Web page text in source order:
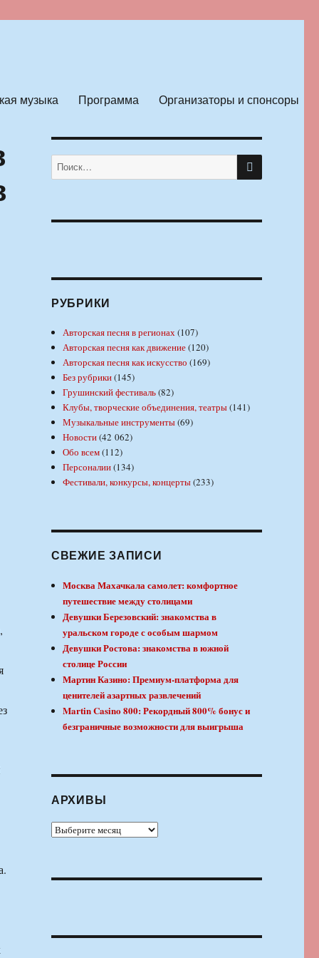
музыка Программа Организаторы и спонсоры
Искать: ПОИСК
РУБРИКИ
Авторская песня в регионах(107)
Авторская песня как движение(120)
Авторская песня как искусство (169)
Без рубрики(145)
Грушинский фестиваль(82)
Клубы, творческие объединения, театры(141)
Музыкальные инструменты(69)
Новости(42 062)
Обо всем(112)
Персоналии(134)
Фестивали, конкурсы, концерты(233)
СВЕЖИЕ ЗАПИСИ
Москва Махачкала самолет: комфортное
путешествие между столицами
Девушки Березовский: знакомства в
уральском городе с особым шармом
Девушки Ростова: знакомства в южной
столице России
Мартин Казино: Премиум-платформа для
ценителей азартных развлечений
Martin Casino 800: Рекордный 800% бонус и
безграничные возможности для выигрыша
АРХИВЫ
Архивы